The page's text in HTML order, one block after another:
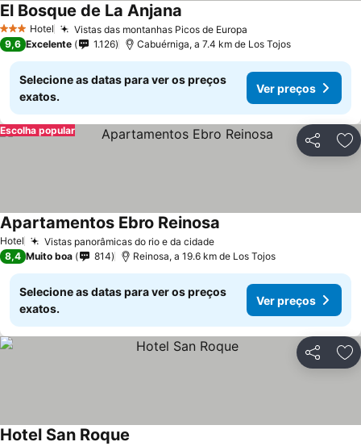
3 EstrelasHotel Vistas das montanhas Picos de Europa
El Bosque de La Anjana
9,6 Excelente 1.126 Cabuérniga, a 7.4 km de Los Tojos
Selecione as datas para ver os preços
exatos.
Ver preços
Partilhar
Escolha popular
Hotel Vistas panorâmicas do rio e da cidade
Apartamentos Ebro Reinosa
8,4 Muito boa 814 Reinosa, a 19.6 km de Los Tojos
Selecione as datas para ver os preços
exatos.
Ver preços
Partilhar
Hotel San Roque